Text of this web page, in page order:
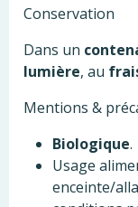
Conservation
Dans un
lumière, au
Mentions &
Biologique.
Usage
enceinte/